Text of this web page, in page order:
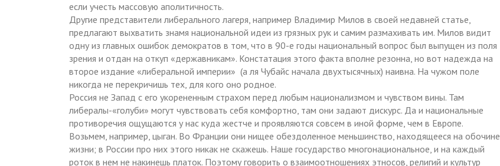
если учесть массовую аполитичность.
Другие представители либерального лагеря, например Владимир Милов в своей недавней статье,
предлагают выхватить знамя национальной идеи из грязных рук и самим размахивать им. Милов видит
одну из главных ошибок демократов в том, что в 90-е годы национальный вопрос был выпущен из поля
зрения и отдан на откуп «державникам». Констатация этого факта вполне резонна, но вот надежда на
второе издание «либеральной империи» (а ля Чубайс начала двухтысячных) наивна. На чужом поле
никогда не перекричишь тех, для кого оно родное.
Россия не Запад с его укорененным страхом перед любым национализмом и чувством вины. Там
либералы-«голуби» могут чувствовать себя комфортно, там они задают дискурс. Да и национальные
противоречия ощущаются у нас куда жестче и проявляются совсем в иной форме, чем в Европе.
Возьмем, например, цыган. Во Франции они нищее обездоленное меньшинство, находящееся на обочине
жизни; в России про них этого никак не скажешь. Наше государство многонациональное, и на каждый
роток в нем не накинешь платок. Поэтому говорить о взаимоотношениях этносов, религий и культур